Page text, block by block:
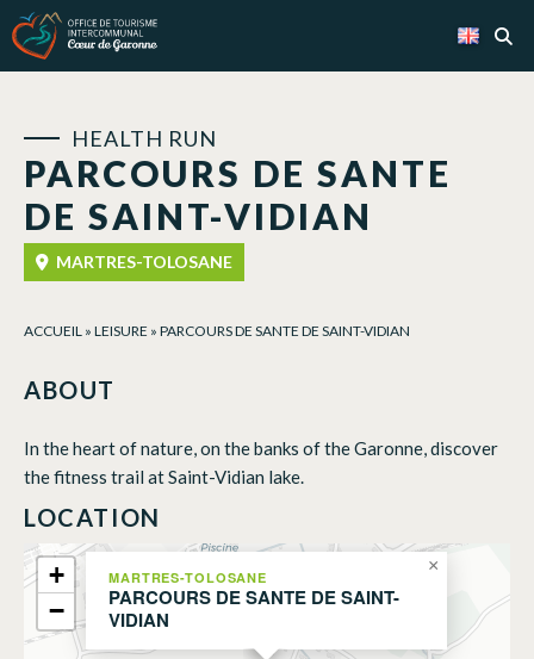
PARCOURS DE SANTE
DE SAINT-VIDIAN
HEALTH RUN
MARTRES-TOLOSANE
ACCUEIL » LEISURE » PARCOURS DE SANTE DE SAINT-VIDIAN
ABOUT
In the heart of nature, on the banks of the Garonne, discover
the fitness trail at Saint-Vidian lake.
LOCATION
MARTRES-TOLOSANE
PARCOURS DE SANTE DE SAINT-
VIDIAN
×
+
−
Cookies management panel